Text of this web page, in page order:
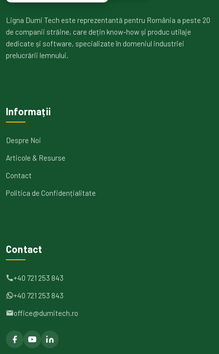
Ligna Dumi Tech este reprezentantă pentru România a peste 20
de companii străine, care dețin know-how și produc utilaje
dedicate și software, specializate în domeniul industriei
prelucrării lemnului.
Informații
Despre Noi
Articole & Resurse
Contact
Politica de Confidențialitate
Contact
+40 721 253 843
+40 721 253 843
office@dumitech.ro